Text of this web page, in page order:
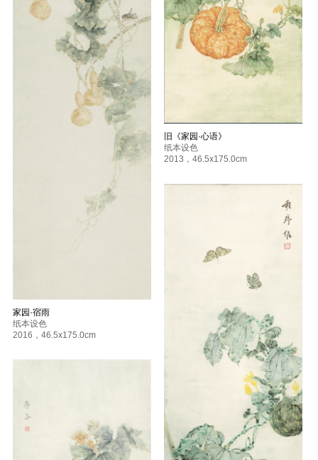
旧《家园·心语》
纸本设色
2013 ， 46.5x175.0cm
家园·宿雨
纸本设色
2016 ， 46.5x175.0cm